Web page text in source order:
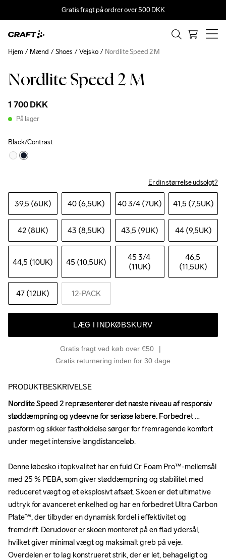
Gratis fragt på ordrer over 500 DKK
Nordlite Speed 2 M
1 700 DKK
På lager
Black/Contrast
Er din størrelse udsolgt?
39,5 (6UK) 40 (6,5UK) 40 3/4 (7UK) 41,5 (7,5UK)
42 (8UK) 43 (8,5UK) 43,5 (9UK) 44 (9,5UK)
44,5 (10UK) 45 (10,5UK) 45 3/4
(11UK)
46,5
(11,5UK)
47 (12UK) 12-PACK
LÆG I INDKØBSKURV
Gratis fragt ved køb over €50
Gratis returnering inden for 30 dage
Hjem Mænd Shoes Vejsko Nordlite Speed 2 M
PRODUKTBESKRIVELSE
Nordlite Speed 2 repræsenterer det næste niveau af responsiv
støddæmpning og ydeevne for seriøse løbere. Forbedret
pasform og sikker fastholdelse sørger for fremragende komfort
under meget intensive langdistanceløb.
Denne løbesko i topkvalitet har en fuld Cr Foam Pro™-mellemsål
med 25 % PEBA, som giver støddæmpning og stabilitet med
reduceret vægt og et eksplosivt afsæt. Skoen er det ultimative
udtryk for avanceret enkelhed og har en forbedret Ultra Carbon
Plate™, der tilbyder en dynamisk fordel i effektivitet og
fremdrift. Derudover er skoen monteret på en flad ydersål,
hvilket giver minimal vægt og maksimalt greb på veje.
Overdelen er to lag konstrueret strik, der er let, behageligt og
Nordlite Speed 2 repræsenterer det næste niveau af responsiv
støddæmpning og ydeevne for seriøse løbere. Forbedret
pasform og sikker fastholdelse sørger for fremragende komfort
under meget intensive langdistanceløb.
Denne løbesko i topkvalitet har en fuld Cr Foam Pro™-mellemsål
med 25 % PEBA, som giver støddæmpning og stabilitet med
reduceret vægt og et eksplosivt afsæt. Skoen er det ultimative
udtryk for avanceret enkelhed og har en forbedret Ultra Carbon
Plate™, der tilbyder en dynamisk fordel i effektivitet og
fremdrift. Derudover er skoen monteret på en flad ydersål,
hvilket giver minimal vægt og maksimalt greb på veje.
Overdelen er to lag konstrueret strik, der er let, behageligt og